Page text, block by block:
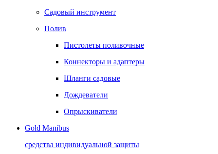
Садовый инструмент
Полив
Пистолеты поливочные
Коннекторы и адаптеры
Шланги садовые
Дождеватели
Опрыскиватели
Gold Manibus
средства индивидуальной защиты